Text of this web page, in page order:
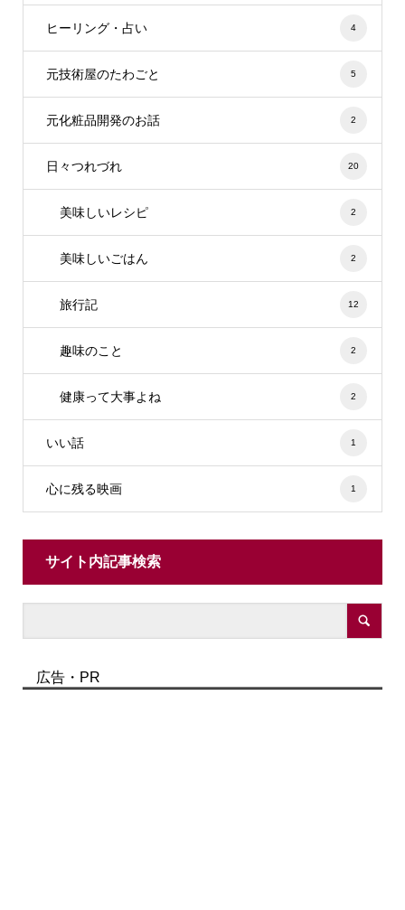
ヒーリング・占い 4
元技術屋のたわごと 5
元化粧品開発のお話 2
日々つれづれ 20
美味しいレシピ 2
美味しいごはん 2
旅行記 12
趣味のこと 2
健康って大事よね 2
いい話 1
心に残る映画 1
サイト内記事検索
広告・PR